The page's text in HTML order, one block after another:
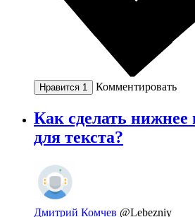
Нравится 1 Комментировать
Как сделать нижнее
для текста?
Дмитрий Комчев @Lebezniy